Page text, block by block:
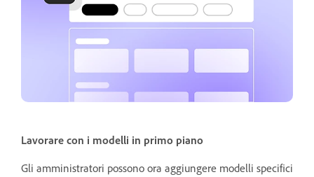
Lavorare con i modelli in primo piano
Gli amministratori possono ora aggiungere modelli specifici